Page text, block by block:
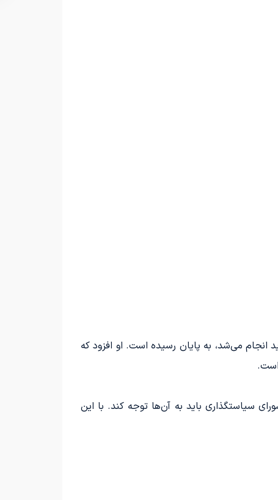
مصاحبه تلویزیونی اعلام کرد که ۹۰ درصد از اقداماتی که باید انجام می‌شد، به پایان رسیده است. او افزود که
است.
سیاستگذاری باید به آن‌ها توجه کند. با این